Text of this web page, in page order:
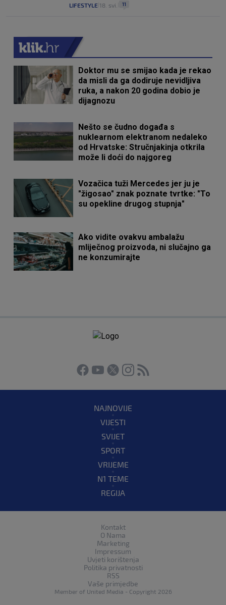
LIFESTYLE 18. svi. 11
Doktor mu se smijao kada je rekao
da misli da ga dodiruje nevidljiva
ruka, a nakon 20 godina dobio je
dijagnozu
Nešto se čudno događa s
nuklearnom elektranom nedaleko
od Hrvatske: Stručnjakinja otkrila
može li doći do najgoreg
Vozačica tuži Mercedes jer ju je
"žigosao" znak poznate tvrtke: "To
su opekline drugog stupnja"
Ako vidite ovakvu ambalažu
mliječnog proizvoda, ni slučajno ga
ne konzumirajte
NAJNOVIJE
VIJESTI
SVIJET
SPORT
VRIJEME
N1 TEME
REGIJA
Kontakt
O Nama
Marketing
Impressum
Uvjeti korištenja
Politika privatnosti
RSS
Vaše primjedbe
Member of United Media - Copyright 2026